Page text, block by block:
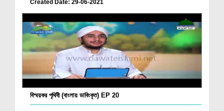
Created Date: 29-06-2021
বিস্ময়কর পৃথিবী (বাংলায় ডাবিংকৃত) EP 20